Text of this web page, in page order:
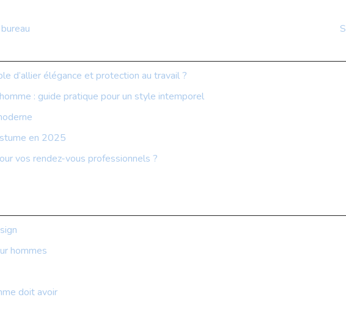
d’allier élégance et protection au travail ?
: guide pratique pour un style intemporel
en 2025
vos rendez-vous professionnels ?
hommes
doit avoir